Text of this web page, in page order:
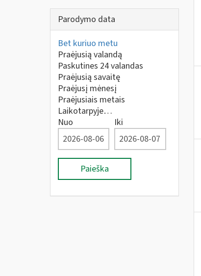
Parodymo data
Bet kuriuo metu
Praėjusią valandą
Paskutines 24 valandas
Praėjusią savaitę
Praėjusį mėnesį
Praėjusiais metais
Laikotarpyje…
Nuo
Iki
Paieška